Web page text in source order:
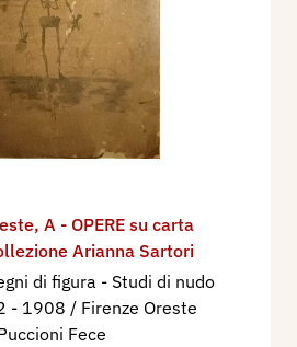
, A - OPERE su carta
Arianna Sartori
di figura - Studi di nudo
- 1908 / Firenze Oreste
Fece